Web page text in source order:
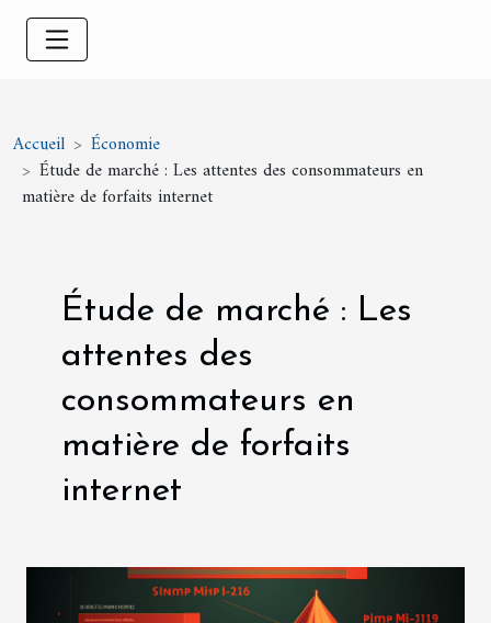
Accueil
Économie
Étude de marché : Les attentes des consommateurs en
matière de forfaits internet
Étude de marché : Les
attentes des
consommateurs en
matière de forfaits
internet